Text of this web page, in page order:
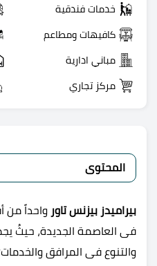
خدمات فندقية
كافيهات ومطاعم
مباني ادارية
مركز تجاري
المحتوى
بيراميدز بيزنس تاور واحداً من
فى العاصمة الجديدة، حيثُ
والتنوع فى المرافق